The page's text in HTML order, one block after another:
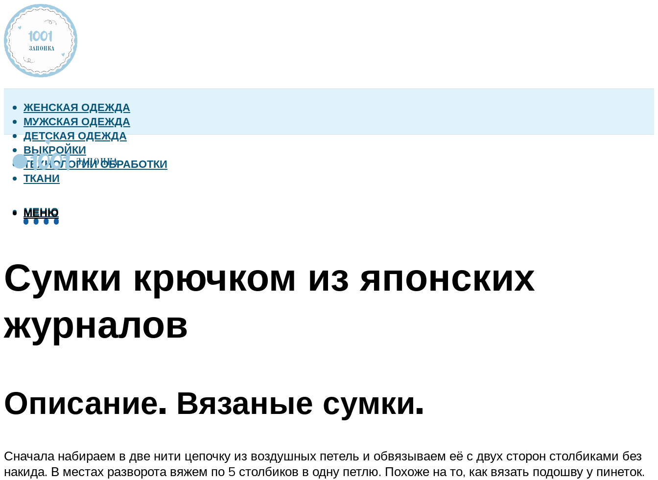
ЖЕНСКАЯ ОДЕЖДА
МУЖСКАЯ ОДЕЖДА
ДЕТСКАЯ ОДЕЖДА
ВЫКРОЙКИ
ТЕХНОЛОГИИ ОБРАБОТКИ
ТКАНИ
МЕНЮ
МЕНЮ
Сумки крючком из японских
журналов
Описание. Вязаные сумки.
Сначала набираем в две нити цепочку из воздушных петель и обвязываем её с двух сторон столбиками без
накида. В местах разворота вяжем по 5 столбиков в одну петлю. Похоже на то, как вязать подошву у пинеток.